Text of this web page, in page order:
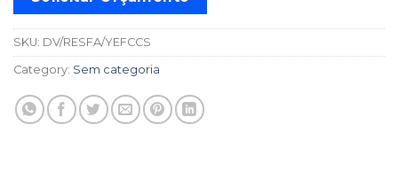
SKU: DV/RESFA/YEFCCS
Category: Sem categoria